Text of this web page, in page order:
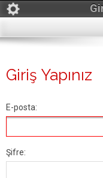
Giriş Yapınız
E-posta:
Şifre: